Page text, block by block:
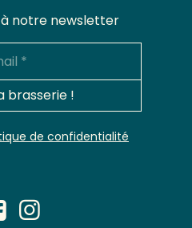
notre newsletter
de confidentialité